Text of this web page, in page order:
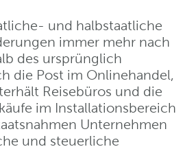
und halbstaatliche
immer mehr nach
des ursprünglich
die Post im Onlinehandel,
Reisebüros und die
im Installationsbereich
Unternehmen
und steuerliche